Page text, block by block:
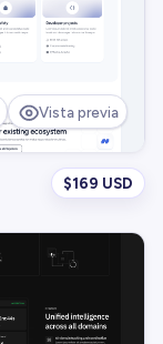
Vista previa
$169 USD